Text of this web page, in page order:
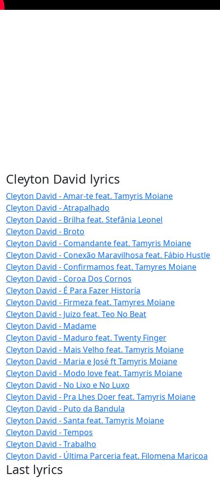
Cleyton David lyrics
Cleyton David - Amar-te feat. Tamyris Moiane
Cleyton David - Atrapalhado
Cleyton David - Brilha feat. Stefânia Leonel
Cleyton David - Broto
Cleyton David - Comandante feat. Tamyris Moiane
Cleyton David - Conexão Maravilhosa feat. Fábio Hustle
Cleyton David - Confirmamos feat. Tamyres Moiane
Cleyton David - Coroa Dos Cornos
Cleyton David - É Para Fazer Historía
Cleyton David - Firmeza feat. Tamyres Moiane
Cleyton David - Juizo feat. Teo No Beat
Cleyton David - Madame
Cleyton David - Maduro feat. Twenty Finger
Cleyton David - Mais Velho feat. Tamyris Moiane
Cleyton David - Maria e José ft Tamyris Moiane
Cleyton David - Modo love feat. Tamyris Moiane
Cleyton David - No Lixo e No Luxo
Cleyton David - Pra Lhes Doer feat. Tamyris Moiane
Cleyton David - Puto da Bandula
Cleyton David - Santa feat. Tamyris Moiane
Cleyton David - Tempos
Cleyton David - Trabalho
Cleyton David - Última Parceria feat. Filomena Maricoa
Last lyrics